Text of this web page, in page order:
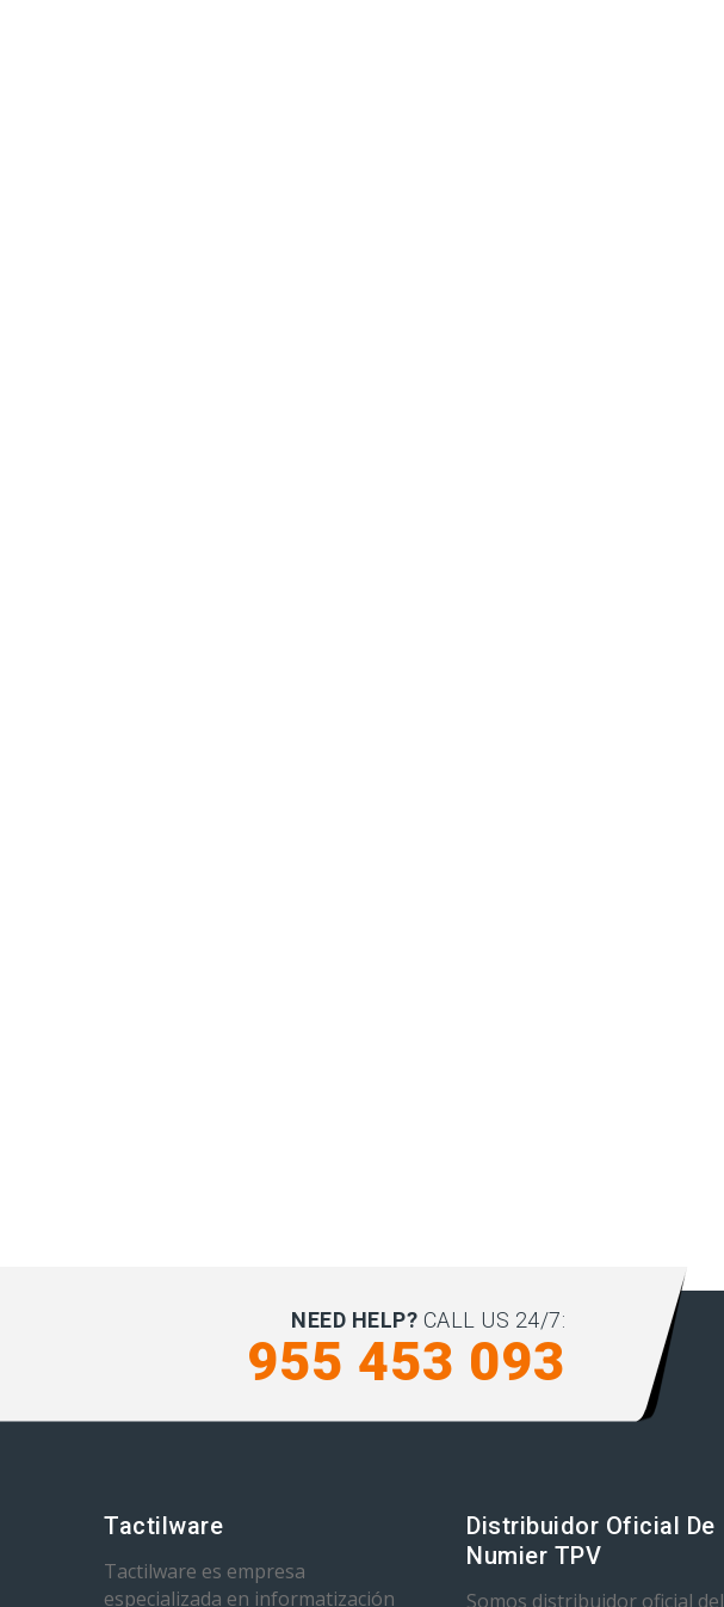
NEED HELP? CALL US 24/7:
955 453 093
Tactilware
Tactilware es empresa
especializada en informatización
Distribuidor Oficial De
Numier TPV
Somos distribuidor oficial del